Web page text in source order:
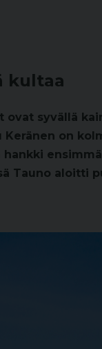
kultaa
ovat syvällä
Keränen on
Tauno aloitti